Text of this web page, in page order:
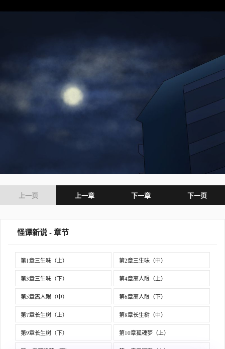
上一页 上一章 下一章 下一页
怪谭新说 - 章节
第1章三生味（上） 第2章三生味（中）
第3章三生味（下） 第4章离人眼（上）
第5章离人眼（中） 第6章离人眼（下）
第7章长生树（上） 第8章长生树（中）
第9章长生树（下） 第10章孤魂梦（上）